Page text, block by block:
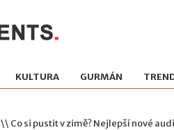
KULTURA GURMÁN
\\ Co si pustit v zimě? Nejlepší nové